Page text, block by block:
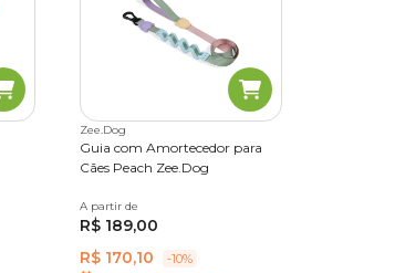
Zee.Dog
Guia com Amortecedor para
Cães Peach Zee.Dog
P G
A partir de
R$ 189,00
R$ 170,10
-10%